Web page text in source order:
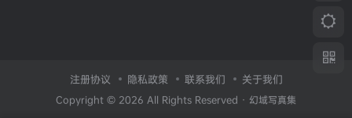
注册协议 隐私政策 联系我们 关于我们
Copyright © 2026 All Rights Reserved · 幻域写真集